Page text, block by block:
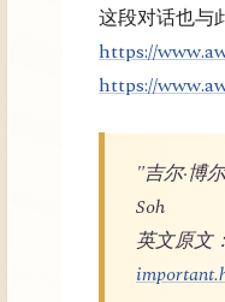
这段对话也与
https://
https://
"吉尔·博
Soh
英文原文：